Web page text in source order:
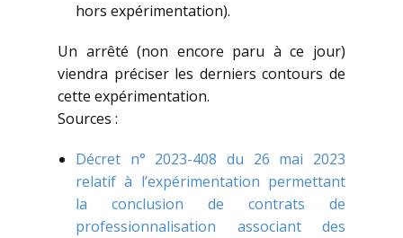
hors expérimentation).
Un arrêté (non encore paru à ce jour)
viendra préciser les derniers contours de
cette expérimentation.
Sources :
Décret n° 2023-408 du 26 mai 2023
relatif à l’expérimentation permettant
la conclusion de contrats de
professionnalisation associant des